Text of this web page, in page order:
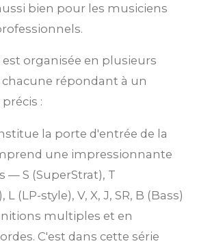
bien pour les musiciens
organisée en plusieurs
chacune répondant à un
:
la porte d'entrée de la
une impressionnante
— S (SuperStrat), T
(LP-style), V, X, J, SR, B (Bass)
multiples et en
C'est dans cette série